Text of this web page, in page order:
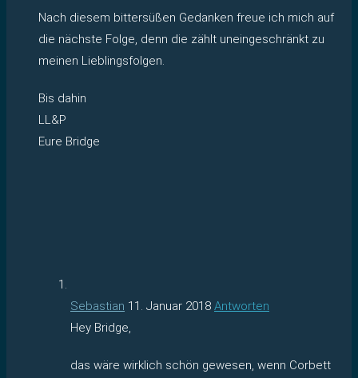
Nach diesem bittersüßen Gedanken freue ich mich auf
die nächste Folge, denn die zählt uneingeschränkt zu
meinen Lieblingsfolgen.
Bis dahin
LL&P
Eure Bridge
Sebastian 11. Januar 2018 Antworten
Hey Bridge,
das wäre wirklich schön gewesen, wenn Corbett